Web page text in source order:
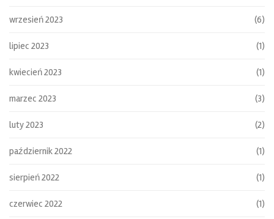
wrzesień 2023 (6)
lipiec 2023 (1)
kwiecień 2023 (1)
marzec 2023 (3)
luty 2023 (2)
październik 2022 (1)
sierpień 2022 (1)
czerwiec 2022 (1)